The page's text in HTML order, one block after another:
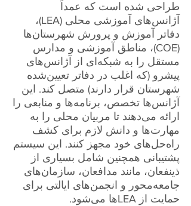
طراحی شده است که عمداً
آژانس‌های آموزشی محلی (LEA)،
دفاتر آموزش و پرورش شهرستان‌ها
(COE)، مناطق آموزشی و مدارس
مستقل را به شبکه‌ای از آژانس‌های
پیشرو (که اغلب در دفاتر تعیین‌شده
شهرستان قرار دارند) متصل کند. این
آژانس‌ها تخصص، برنامه‌ها و منابعی را
ارائه می‌دهند تا مربیان محلی را به
مهارت‌ها و دانش لازم برای کشف
راه‌حل‌های خود مجهز کنند. این سیستم
پشتیبانی همچنین شامل بسیاری از
ذینفعان، مانند مدافعان، سازمان‌های
جامعه‌محور و انجمن‌های ایالتی برای
حمایت از LEAها می‌شود.